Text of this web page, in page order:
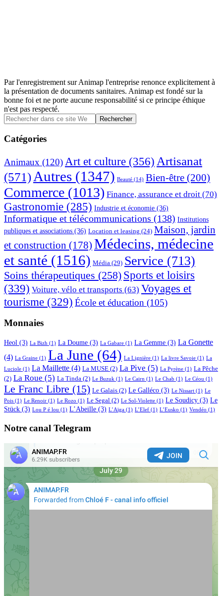
Par l'enregistrement sur Animap l'entreprise renonce explicitement à
la présentation de documents sanitaires. Animap est fondé sur la
bonne foi et ne porte aucune responsabilité si ce principe éthique
n'est pas respecté.
Barre
latérale
principale
Rechercher
dans
ce
site
Catégories
Animaux (120) Art et culture (356) Artisanat
(571) Autres (1347) Beauté (14) Bien-être (200)
Commerce (1013) Finance, assurance et droit (70)
Gastronomie (285) Industrie et économie (36)
Informatique et télécommunications (138) Institutions
publiques et associations (36) Location et leasing (24) Maison, jardin
et construction (178) Médecins, médecine
et santé (1516) Média (29) Service (713)
Soins thérapeutiques (258) Sports et loisirs
(339) Voiture, vélo et transports (63) Voyages et
tourisme (329) École et éducation (105)
Monnaies
Heol (3) La Bizh (1) La Doume (3) La Gabare (1) La Gemme (3) La Gonette
(4) La Graine (1) La June (64) La Lignière (1) La livre Savoie (1) La
Luciole (1) La Maillette (4) La MUSE (2) La Pive (5) La Pyrène (1) La Pêche
(2) La Roue (5) La Tinda (2) Le Buzuk (1) Le Cairn (1) Le Chab (1) Le Céou (1)
Le Franc Libre (15) Le Galais (2) Le Galléco (3) Le Nissart (1) Le
Pois (1) Le Renoir (1) Le Rozo (1) Le Segal (2) Le Sol-Violette (1) Le Soudicy (3) Le
Stück (3) Lou P é lou (1) L’Abeille (3) L’Aïga (1) L’Elef (1) L’Eusko (1) Vendéo (1)
Notre canal Telegram